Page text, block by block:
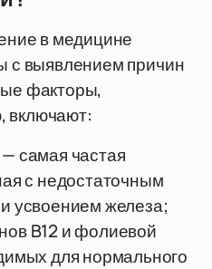
в медицине
с выявлением причин
факторы,
самая частая
с недостаточным
усвоением железа;
B12 и фолиевой
для нормального